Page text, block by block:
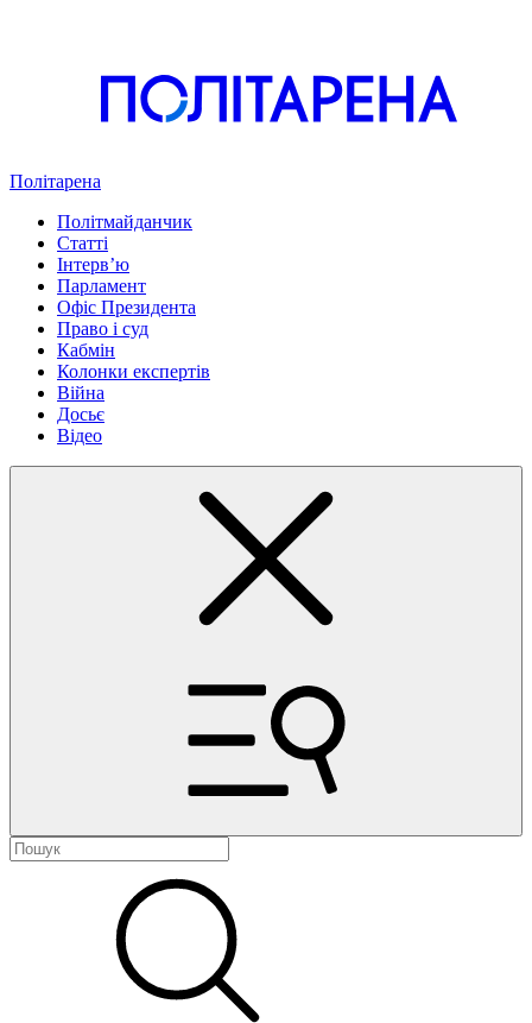
Політарена
Політмайданчик
Статті
Інтервʼю
Парламент
Офіс Президента
Право і суд
Кабмін
Колонки експертів
Війна
Досьє
Відео